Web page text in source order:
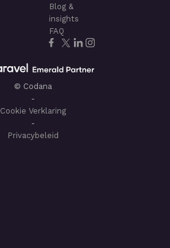
Blog &
insights
FAQ
© Codana
-
Cookie Verklaring
-
Privacybeleid